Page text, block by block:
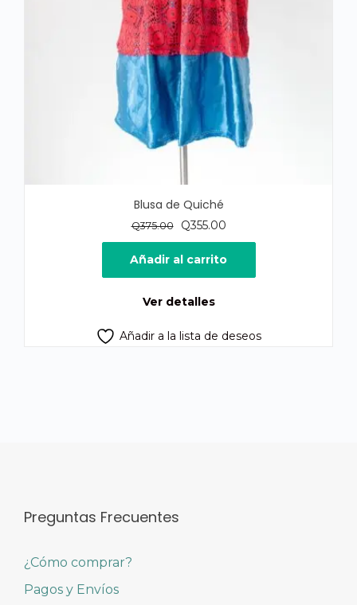
Blusa de Quiché
Q375.00
El
precio
original
era:
Q355.00El
precio
actual
es:
Añadir al carrito
Ver detalles
Añadir a la lista de deseos
Preguntas Frecuentes
¿Cómo comprar?
Pagos y Envíos